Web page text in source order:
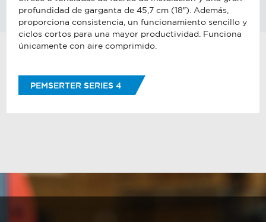
profundidad de garganta de 45,7 cm (18″). Además,
proporciona consistencia, un funcionamiento sencillo y
ciclos cortos para una mayor productividad. Funciona
únicamente con aire comprimido.
PEMSERTER SERIES 4